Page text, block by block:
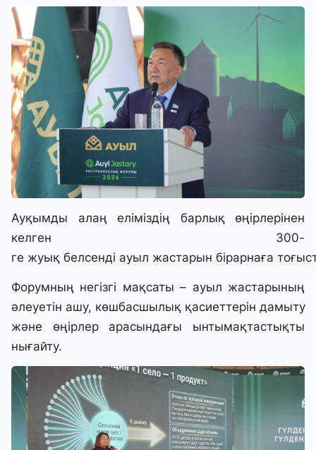
Ауқымды алаң еліміздің барлық өңірлерінен
келген 300-
ге жуық белсенді ауыл жастарын бірарнаға
Форумның негізгі мақсаты – ауыл жастарының
әлеуетін ашу, көшбасшылық қасиеттерін дамыту
және өңірлер арасындағы ынтымақтастықты
нығайту.